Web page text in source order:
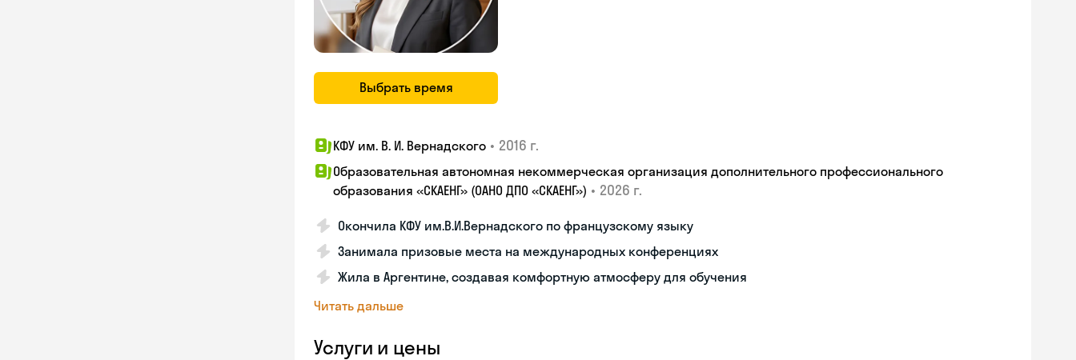
Выбрать время
КФУ им. В. И. Вернадского • 2016 г.
Образовательная автономная некоммерческая организация дополнительного профессионального
образования «СКАЕНГ» (ОАНО ДПО «СКАЕНГ») • 2026 г.
Окончила КФУ им.В.И.Вернадского по французскому языку
Занимала призовые места на международных конференциях
Жила в Аргентине, создавая комфортную атмосферу для обучения
Читать дальше
Услуги и цены